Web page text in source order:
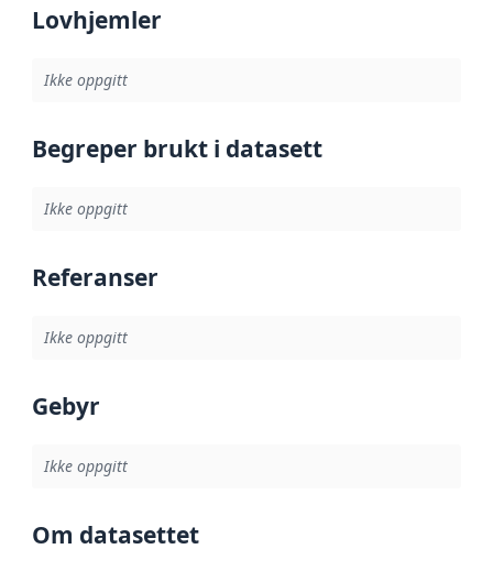
Lovhjemler
Ikke oppgitt
Begreper brukt i datasett
Ikke oppgitt
Referanser
Ikke oppgitt
Gebyr
Ikke oppgitt
Om datasettet